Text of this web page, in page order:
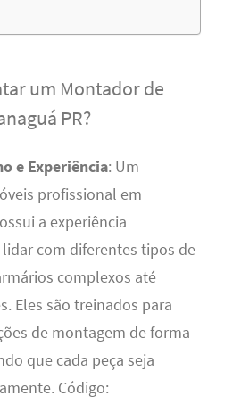
um Montador de
PR?
e Experiência: Um
profissional em
a experiência
lidar com diferentes tipos de
complexos até
Eles são treinados para
de montagem de forma
que cada peça seja
Código: